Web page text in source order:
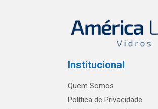
Institucional
Quem Somos
Política de Privacidade